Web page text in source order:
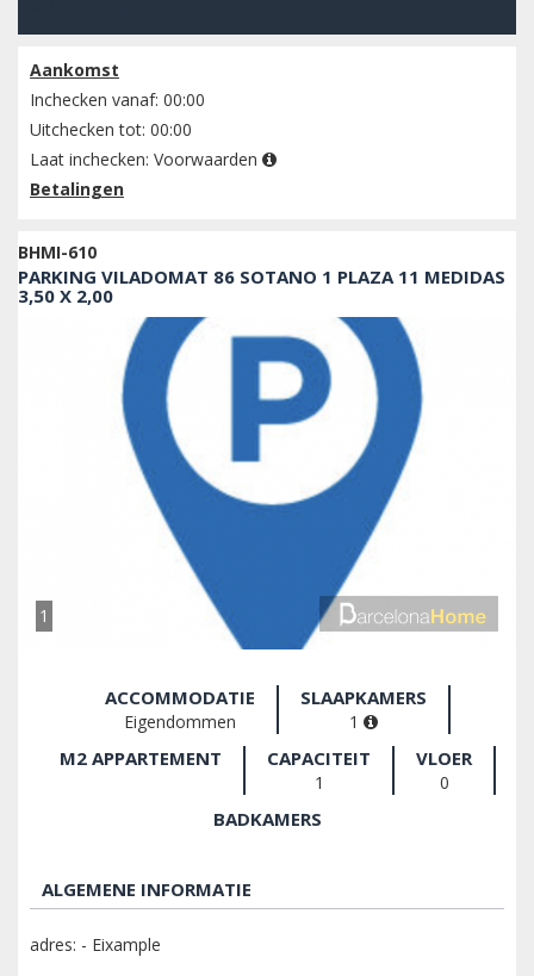
Aankomst
Inchecken vanaf: 00:00
Uitchecken tot: 00:00
Laat inchecken: Voorwaarden
Betalingen
BHMI-610
PARKING VILADOMAT 86 SOTANO 1 PLAZA 11 MEDIDAS
3,50 X 2,00
1
ACCOMMODATIE
Eigendommen
SLAAPKAMERS
1
M2 APPARTEMENT CAPACITEIT
1
VLOER
0
BADKAMERS
ALGEMENE INFORMATIE
adres: - Eixample